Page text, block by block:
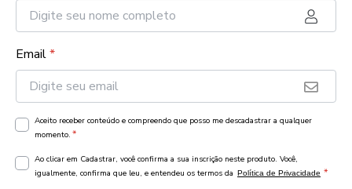
Email*
Aceito receber conteúdo e compreendo que posso me descadastrar a qualquer
momento. *
Ao clicar em Cadastrar, você confirma a sua inscrição neste produto. Você,
igualmente, confirma que leu, e entendeu os termos da Política de Privacidade *